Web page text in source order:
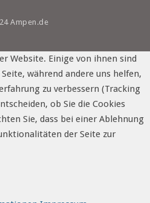
Ampen.de
Website. Einige von ihnen sind
während andere uns helfen,
zu verbessern (Tracking
ob Sie die Cookies
Sie, dass bei einer Ablehnung
der Seite zur